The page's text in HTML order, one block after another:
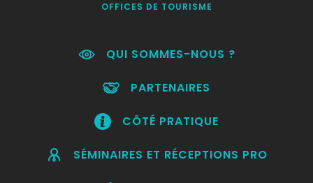
OFFICES DE TOURISME
QUI SOMMES-NOUS ?
PARTENAIRES
CÔTÉ PRATIQUE
SÉMINAIRES ET RÉCEPTIONS PRO